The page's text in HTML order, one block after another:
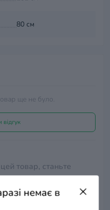
80 см
ще не було.
відгук
товар, станьте
свій відгук.
немає в